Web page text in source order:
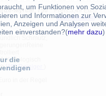
Myrthe, 750
% biologisch
WC-Reiniger
Preis:3,49 Euro
Zum Amazon
Shop
um Funktionen von
und Informationen zur
Anzeigen und Analysen
einverstanden?(mehr dazu)
die